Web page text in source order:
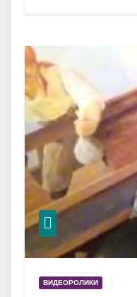
ВИДЕОРОЛИКИ